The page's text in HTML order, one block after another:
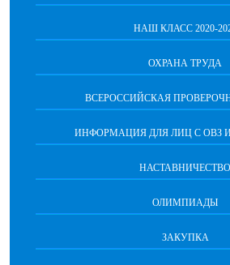
НАШ КЛАСС 2020-
ОХРАНА ТРУДА
ВСЕРОССИЙСКАЯ
ИНФОРМАЦИЯ ДЛЯ ЛИЦ С ОВЗ
НАСТАВНИЧЕСТВО
ОЛИМПИАДЫ
ЗАКУПКА